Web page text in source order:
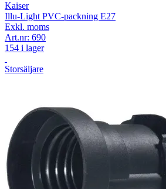
Kaiser
Illu-Light PVC-packning E27
Exkl. moms
Art.nr: 690
154 i lager
Storsäljare